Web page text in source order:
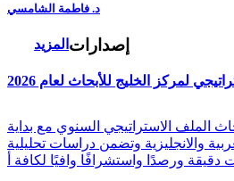
د. فاطمة الشامسي
المزيد إصدارات
لمركز الخليج للأبحاث لعام 2026
الملف الاستراتيجي السنوي مع بداية
العربية والانجليزية وتضمن دراسات تحليلية
ورصدًا واستشرافًا وافيًا لكافة أ